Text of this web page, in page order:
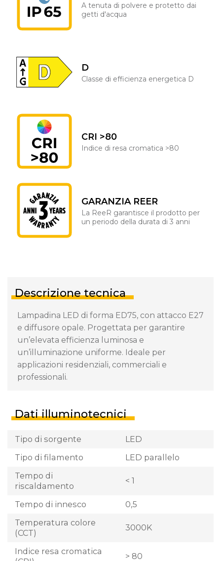
A tenuta di polvere e protetto dai
getti d'acqua
D
Classe di efficienza energetica D
CRI >80
Indice di resa cromatica >80
GARANZIA REER
La ReeR garantisce il prodotto per
un periodo della durata di 3 anni
Descrizione tecnica
Lampadina LED di forma ED75, con attacco E27
e diffusore opale. Progettata per garantire
un’elevata efficienza luminosa e
un’illuminazione uniforme. Ideale per
applicazioni residenziali, commerciali e
professionali.
Dati illuminotecnici
Tipo di sorgente
LED
Tipo di filamento
LED parallelo
Tempo di
riscaldamento
< 1
Tempo di innesco
0,5
Temperatura colore
(CCT)
3000K
Indice resa cromatica
> 80